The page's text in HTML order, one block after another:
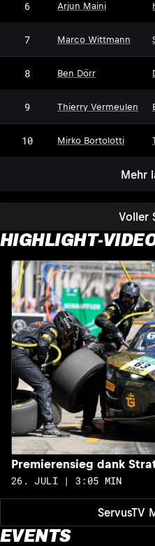
Voller
6 Arjun Maini
7 Marco Wittmann
8 Ben Dörr
9 Thierry Vermeulen
10 Mirko Bortolotti
Mehr
HIGHLIGHT-
ServusTV
Premierensieg dank
26. JULI | 3:05 MIN
EVENTS